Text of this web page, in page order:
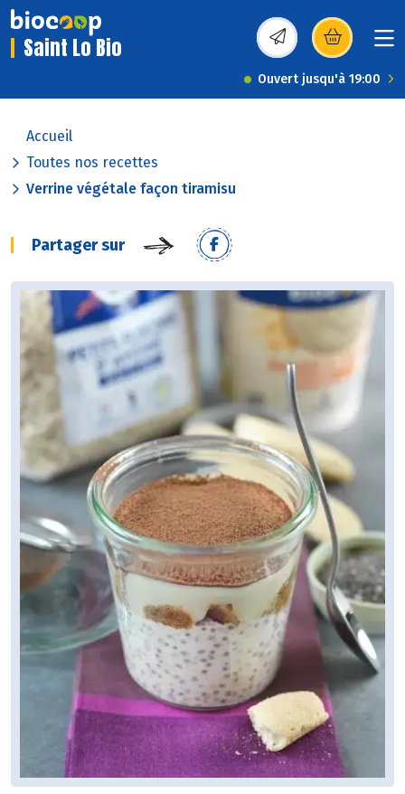
Saint Lo Bio (s’ouvre dans une
Ouvert jusqu'à 19:00
Accueil
Toutes nos recettes
Verrine végétale façon tiramisu
Partager sur